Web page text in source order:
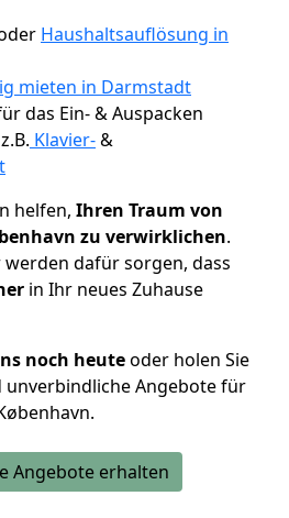
Haushaltsauflösung in
mieten in Darmstadt
das Ein- & Auspacken
Klavier-&
helfen, Ihren Traum von
zu verwirklichen.
dafür sorgen, dass
in Ihr neues Zuhause
noch heuteoder holen Sie
unverbindliche Angebote für
Angebote erhalten